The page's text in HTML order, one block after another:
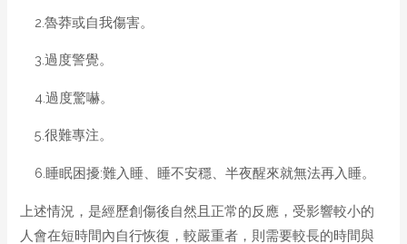
2.魯莽或自我傷害。
3.過度警覺。
4.過度驚嚇。
5.很難專注。
6.睡眠困擾:難入睡、睡不安穩、半夜醒來就無法再入睡。
上述情況，是經歷創傷後自然且正常的反應，受影響較小的
人會在短時間內自行恢復，較嚴重者，則需要較長的時間與